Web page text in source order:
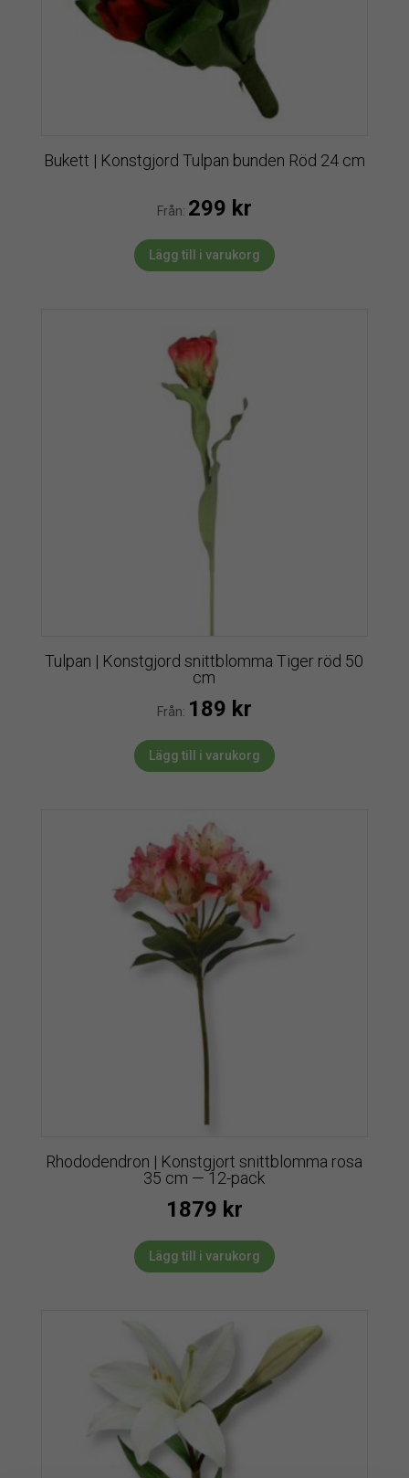
Bukett | Konstgjord Tulpan bunden Röd 24 cm
Från: 299 kr
Lägg till i varukorg
Tulpan | Konstgjord snittblomma Tiger röd 50
cm
Från: 189 kr
Lägg till i varukorg
Rhododendron | Konstgjort snittblomma rosa
35 cm — 12-pack
1879 kr
Lägg till i varukorg